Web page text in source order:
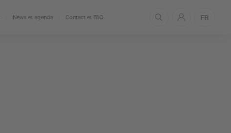
News et agenda Contact et FAQ FR